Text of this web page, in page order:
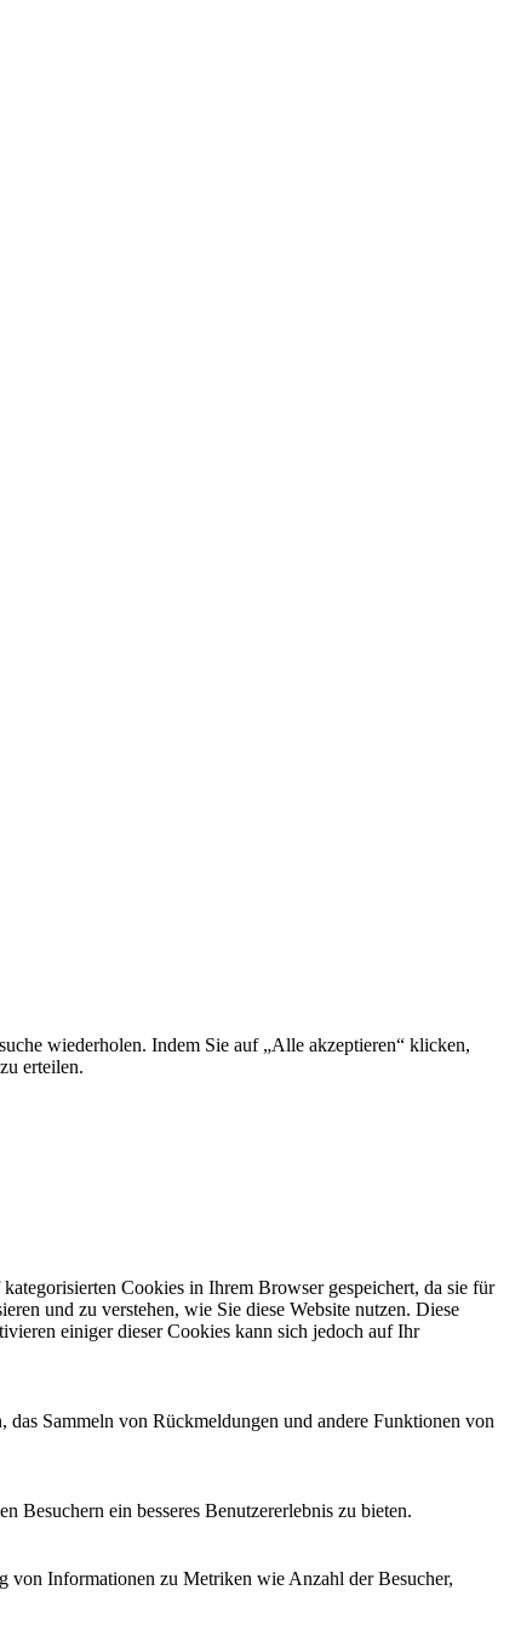
wiederholen. Indem Sie auf „Alle akzeptieren“ klicken,
erteilen.
Cookies in Ihrem Browser gespeichert, da sie für
und zu verstehen, wie Sie diese Website nutzen. Diese
einiger dieser Cookies kann sich jedoch auf Ihr
Sammeln von Rückmeldungen und andere Funktionen von
Besuchern ein besseres Benutzererlebnis zu bieten.
von Informationen zu Metriken wie Anzahl der Besucher,